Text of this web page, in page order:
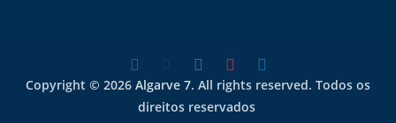
Copyright © 2026 Algarve 7. All rights reserved. Todos os
direitos reservados